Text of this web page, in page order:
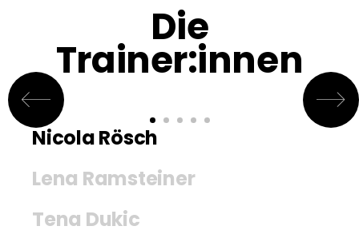
Die
Trainer:innen
Nicola Rösch
Lena Ramsteiner
Tena Dukic